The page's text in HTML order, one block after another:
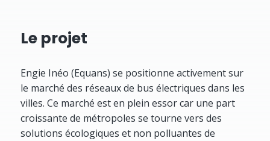
Le projet
Engie Inéo (Equans) se positionne activement sur
le marché des réseaux de bus électriques dans les
villes. Ce marché est en plein essor car une part
croissante de métropoles se tourne vers des
solutions écologiques et non polluantes de